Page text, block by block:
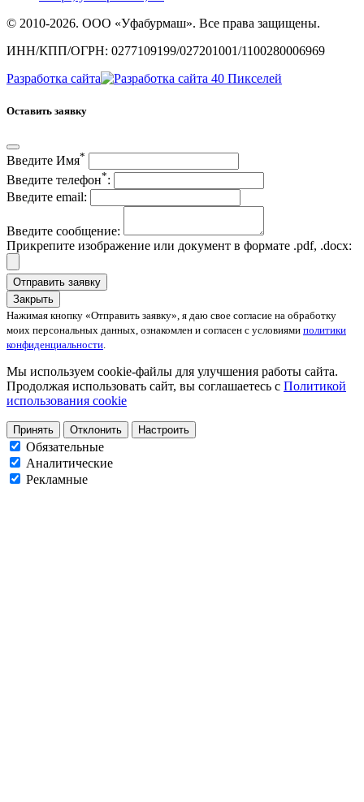
© 2010-2026. ООО «Уфабурмаш». Все права защищены.
ИНН/КПП/ОГРН: 0277109199/027201001/1100280006969
Разработка сайта
Оставить заявку
Введите Имя*
Введите телефон*:
Введите email:
Введите сообщение:
Прикрепите изображение или документ в формате .pdf, .docx:
Отправить заявку
Закрыть
Нажимая кнопку «Отправить заявку», я даю свое согласие на обработку
моих персональных данных, ознакомлен и согласен с условиями политики
конфиденциальности.
Мы используем cookie-файлы для улучшения работы сайта.
Продолжая использовать сайт, вы соглашаетесь с Политикой
использования cookie
Принять Отклонить Настроить
Обязательные
Аналитические
Рекламные